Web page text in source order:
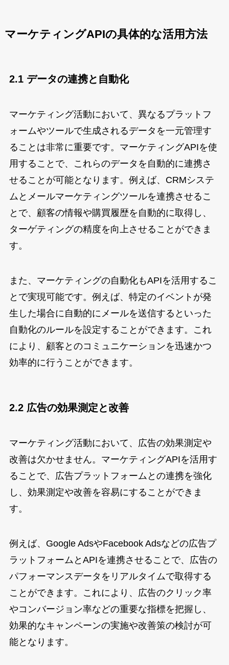
マーケティングAPIの具体的な活用方法
2.1 データの連携と自動化
マーケティング活動において、異なるプラットフ
ォームやツールで生成されるデータを一元管理す
ることは非常に重要です。マーケティングAPIを使
用することで、これらのデータを自動的に連携さ
せることが可能となります。例えば、CRMシステ
ムとメールマーケティングツールを連携させるこ
とで、顧客の情報や購買履歴を自動的に取得し、
ターゲティングの精度を向上させることができま
す。
また、マーケティングの自動化もAPIを活用するこ
とで実現可能です。例えば、特定のイベントが発
生した場合に自動的にメールを送信するといった
自動化のルールを設定することができます。これ
により、顧客とのコミュニケーションを迅速かつ
効率的に行うことができます。
2.2 広告の効果測定と改善
マーケティング活動において、広告の効果測定や
改善は欠かせません。マーケティングAPIを活用す
ることで、広告プラットフォームとの連携を強化
し、効果測定や改善を容易にすることができま
す。
例えば、Google AdsやFacebook Adsなどの広告プ
ラットフォームとAPIを連携させることで、広告の
パフォーマンスデータをリアルタイムで取得する
ことができます。これにより、広告のクリック率
やコンバージョン率などの重要な指標を把握し、
効果的なキャンペーンの実施や改善策の検討が可
能となります。